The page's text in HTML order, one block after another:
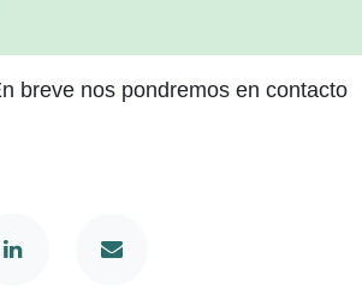
breve nos pondremos en contacto